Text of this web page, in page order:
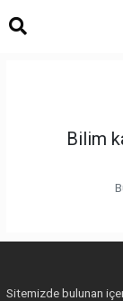
Bilim
Sitemizde bulunan